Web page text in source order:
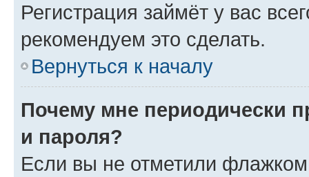
Регистрация займёт у вас
рекомендуем это сделать.
Вернуться к началу
Почему мне периодически
и пароля?
Если вы не отметили